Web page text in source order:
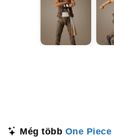
Még több One Piece